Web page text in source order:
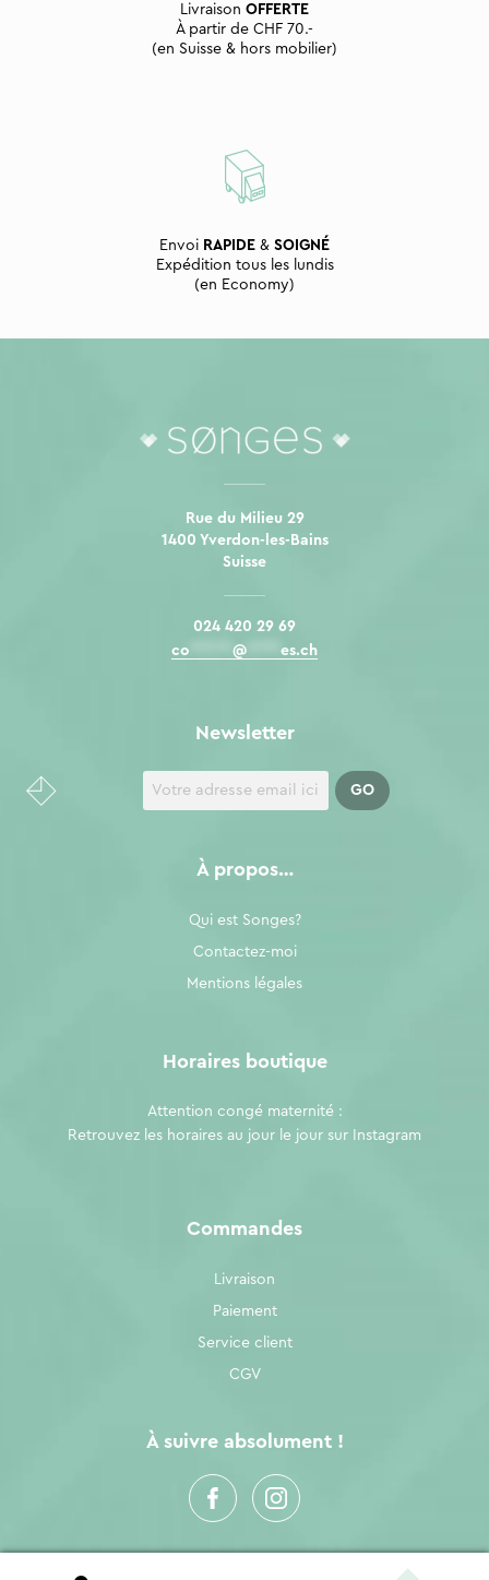
Livraison OFFERTE
À partir de CHF 70.-
(en Suisse & hors mobilier)
Envoi RAPIDE & SOIGNÉ
Expédition tous les lundis
(en Economy)
Rue du Milieu 29
1400 Yverdon-les-Bains
Suisse
024 420 29 69
co
@ es.ch
Commandes
Livraison
Paiement
Service client
CGV
À suivre absolument !
À propos…
Qui est Songes?
Contactez-moi
Mentions légales
Newsletter
Horaires boutique
Attention congé maternité :
Retrouvez les horaires au jour le jour sur
Instagram